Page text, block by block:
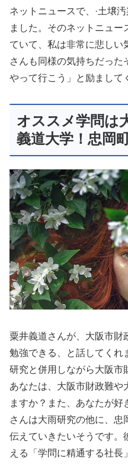
ネットニュースで、·土壌
ました。そのネットニュー
ていて、私は非常に悲しい
さんも同様の気持ちだった
やって行こう」と励まして
オススメ学問は
義道大学！忠岡
粟井義道さんが、大阪市財
勉強できる、と話してくれ
研究と併用しながら大阪市
あなたは、大阪市財政難や
ますか？また、あなたが
さんは大雨研究の他に、忠
伝えていきたいそうです。
える「学問に精通する社長